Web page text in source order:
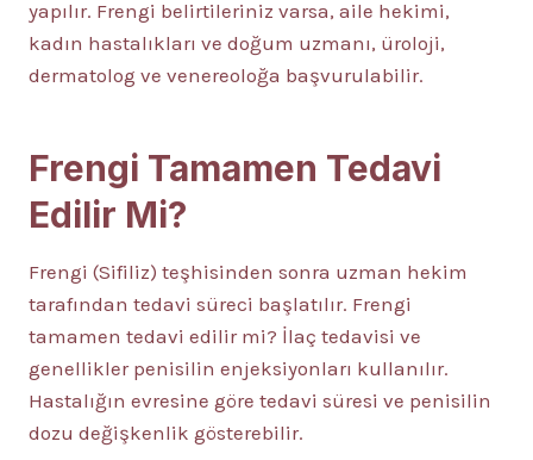
yapılır. Frengi belirtileriniz varsa, aile hekimi,
kadın hastalıkları ve doğum uzmanı, üroloji,
dermatolog ve venereoloğa başvurulabilir.
Frengi Tamamen Tedavi
Edilir Mi?
Frengi (Sifiliz) teşhisinden sonra uzman hekim
tarafından tedavi süreci başlatılır. Frengi
tamamen tedavi edilir mi? İlaç tedavisi ve
genellikler penisilin enjeksiyonları kullanılır.
Hastalığın evresine göre tedavi süresi ve penisilin
dozu değişkenlik gösterebilir.